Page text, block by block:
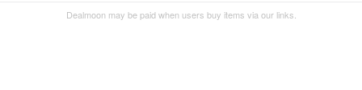
Dealmoon may be paid when users buy items via our links.